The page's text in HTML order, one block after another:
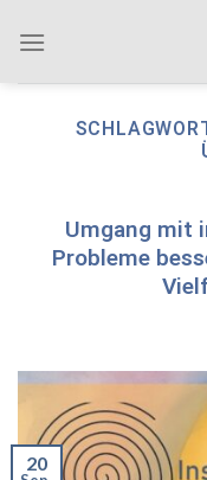
Inhalt
Umgang mit
Probleme
20